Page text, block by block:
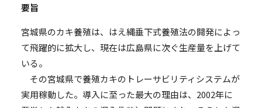
要旨
宮城県のカキ養殖は、はえ縄垂下式養殖法の開発によっ
て飛躍的に拡大し、現在は広島県に次ぐ生産量を上げて
いる。
その宮城県で養殖カキのトレーサビリティシステムが
実用稼動した。導入に至った最大の理由は、2002年に